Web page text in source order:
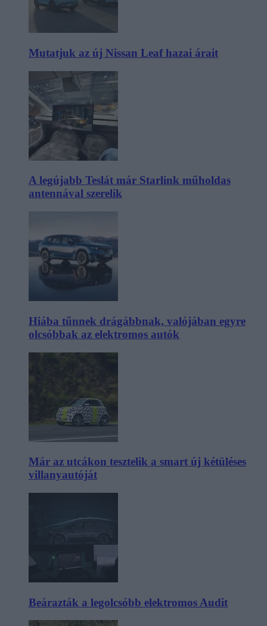
Mutatjuk az új Nissan Leaf hazai árait
A legújabb Teslát már Starlink műholdas
antennával szerelik
Hiába tűnnek drágábbnak, valójában egyre
olcsóbbak az elektromos autók
Már az utcákon tesztelik a smart új kétüléses
villanyautóját
Beárazták a legolcsóbb elektromos Audit